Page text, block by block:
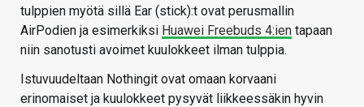
tulppien myötä sillä Ear (stick):t ovat perusmallin
AirPodien ja esimerkiksi Huawei Freebuds 4:ien tapaan
niin sanotusti avoimet kuulokkeet ilman tulppia.
Istuvuudeltaan Nothingit ovat omaan korvaani
erinomaiset ja kuulokkeet pysyvät liikkeessäkin hyvin